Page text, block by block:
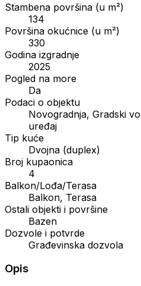
Stambena površina (u m²)
134
Površina okućnice (u m²)
330
Godina izgradnje
2025
Pogled na more
Da
Podaci o objektu
Novogradnja, Gradski
uređaj
Tip kuće
Dvojna (duplex)
Broj kupaonica
4
Balkon/Lođa/Terasa
Balkon, Terasa
Ostali objekti i površine
Bazen
Dozvole i potvrde
Građevinska dozvola
Opis